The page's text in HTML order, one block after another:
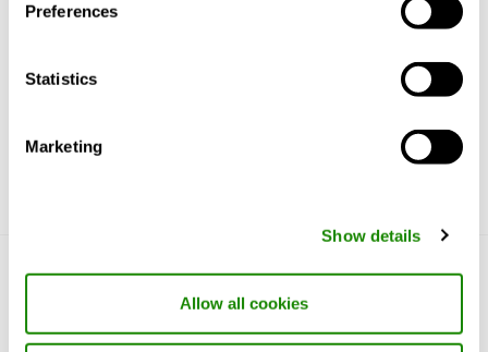
Preferences
Statistics
Marketing
Show details
Allow all cookies
Über uns